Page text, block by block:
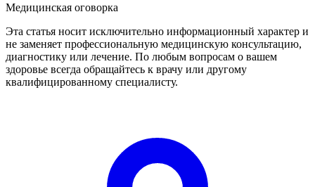
Медицинская оговорка
Эта статья носит исключительно информационный характер и
не заменяет профессиональную медицинскую консультацию,
диагностику или лечение. По любым вопросам о вашем
здоровье всегда обращайтесь к врачу или другому
квалифицированному специалисту.